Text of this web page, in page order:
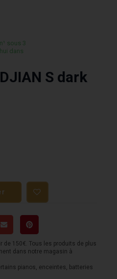
sous 3
dans
S dark
de 150€. Tous les produits de plus
dans notre magasin à
pianos, enceintes, batteries